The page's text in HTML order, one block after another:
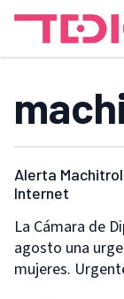
Alerta
Internet
La Cámara de
agosto una
mujeres.